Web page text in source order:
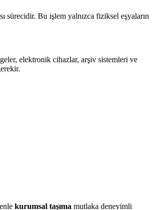
sürecidir. Bu işlem yalnızca fiziksel eşyaların
elektronik cihazlar, arşiv sistemleri ve
kurumsal taşıma mutlaka deneyimli